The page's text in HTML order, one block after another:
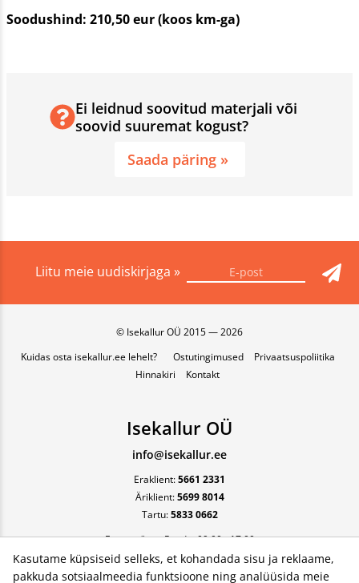
Soodushind: 210,50 eur (koos km-ga)
Ei leidnud soovitud materjali või
soovid suuremat kogust?
Saada päring »
Liitu meie uudiskirjaga »
© Isekallur OÜ 2015 — 2026
Kuidas osta isekallur.ee lehelt?
Ostutingimused
Privaatsuspoliitika
Hinnakiri
Kontakt
Isekallur OÜ
info@isekallur.ee
Eraklient:5661 2331
Äriklient:5699 8014
Tartu:5833 0662
Esmaspäev - Reede, 09:00 - 17:00
Kasutame küpsiseid selleks, et kohandada sisu ja reklaame,
pakkuda sotsiaalmeedia funktsioone ning analüüsida meie